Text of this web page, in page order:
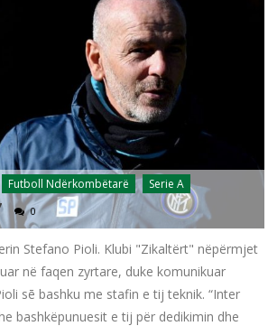
Futboll Ndërkombëtarë Serie A
0
Stefano Pioli. Klubi "Zikaltërt" nëpërmjet
në faqen zyrtare, duke komunikuar
sē bashku me stafin e tij teknik. “Inter
bashkëpunuesit e tij për dedikimin dhe